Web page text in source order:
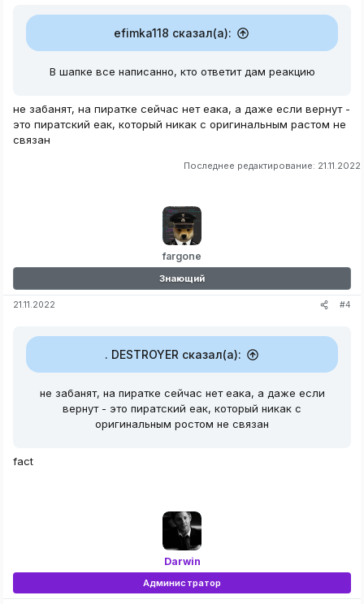
efimka118 сказал(а):
В шапке все написанно, кто ответит дам реакцию
не забанят, на пиратке сейчас нет еака, а даже если вернут -
это пиратский еак, который никак с оригинальным растом не
связан
Последнее редактирование: 21.11.2022
fargone
Знающий
21.11.2022 #4
. DESTROYER сказал(а):
не забанят, на пиратке сейчас нет еака, а даже если
вернут - это пиратский еак, который никак с
оригинальным ростом не связан
fact
Darwin
Администратор